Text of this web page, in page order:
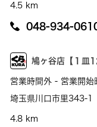
4.5 km
048-934-
鳩ヶ谷店【１皿
営業時間外 - 営業開
埼玉県川口市里343-1
4.8 km